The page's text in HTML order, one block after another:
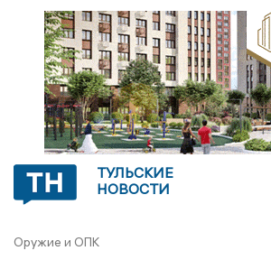
ТУЛЬСКИЕ
НОВОСТИ
Оружие и ОПК